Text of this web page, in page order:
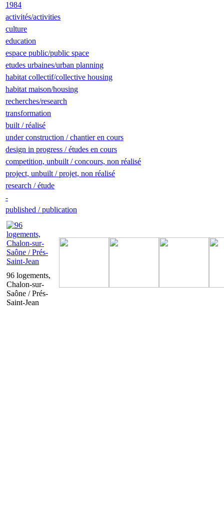
1984
activités/activities
culture
education
espace public/public space
etudes urbaines/urban planning
habitat collectif/collective housing
habitat maison/housing
recherches/research
transformation
built / réalisé
under construction / chantier en cours
design in progress / études en cours
competition, unbuilt / concours, non réalisé
project, unbuilt / projet, non réalisé
research / étude
-
published / publication
96 logements,
Chalon-sur-
Saône / Prés-
Saint-Jean